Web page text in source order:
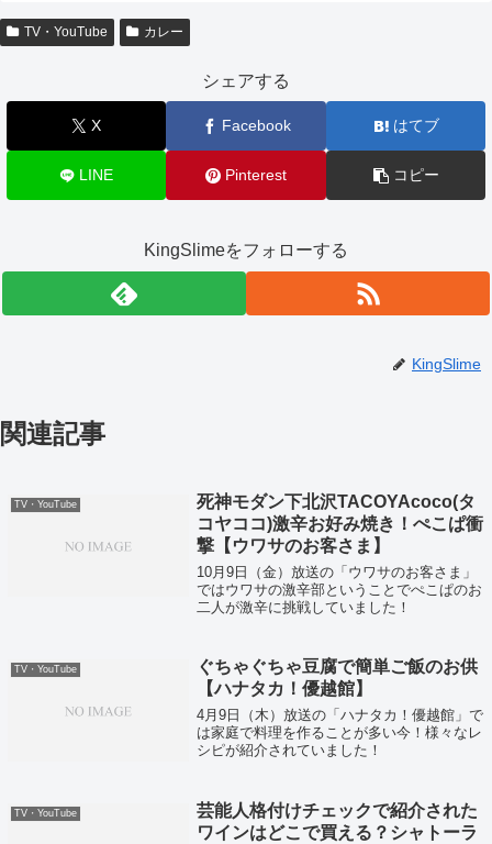
TV・YouTube カレー
シェアする
X Facebook はてブ
LINE Pinterest コピー
KingSlimeをフォローする
KingSlime
関連記事
TV・YouTube
死神モダン下北沢TACOYAcoco(タ
コヤココ)激辛お好み焼き！ぺこぱ衝
撃【ウワサのお客さま】
10月9日（金）放送の「ウワサのお客さま」
ではウワサの激辛部ということでぺこぱのお
二人が激辛に挑戦していました！
TV・YouTube
ぐちゃぐちゃ豆腐で簡単ご飯のお供
【ハナタカ！優越館】
4月9日（木）放送の「ハナタカ！優越館」で
は家庭で料理を作ることが多い今！様々なレ
シピが紹介されていました！
TV・YouTube
芸能人格付けチェックで紹介された
ワインはどこで買える？シャトーラ